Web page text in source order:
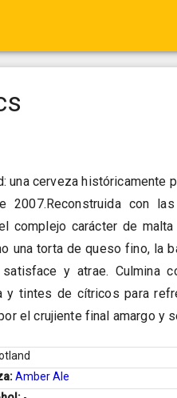
una cerveza históricamente
2007.Reconstruida con
complejo carácter de
una torta de queso fino, la
y atrae. Culmina
y tintes de cítricos para
el crujiente final amargo y
Amber Ale